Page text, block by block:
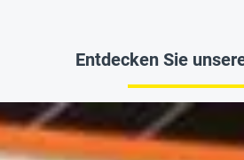
Entdecken Sie